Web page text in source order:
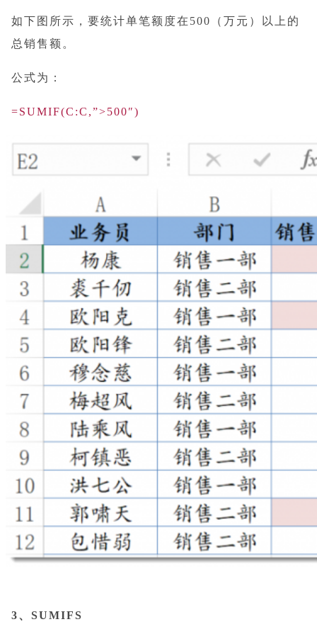
如下图所示，要统计单笔额度在500（万元）以上的
总销售额。
公式为：
=SUMIF(C:C,”>500″)
3、SUMIFS